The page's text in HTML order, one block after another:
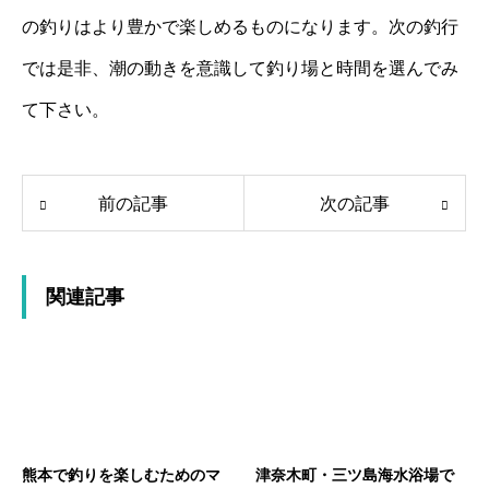
の釣りはより豊かで楽しめるものになります。次の釣行
では是非、潮の動きを意識して釣り場と時間を選んでみ
て下さい。
前の記事 次の記事
関連記事
熊本で釣りを楽しむためのマ
津奈木町・三ツ島海水浴場で